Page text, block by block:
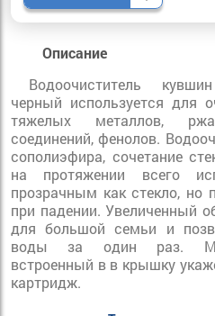
Описание
Водоочиститель
черный используется для
тяжелых металлов,
соединений, фенолов.
сополиэфира, сочетание
на протяжении всего
прозрачным как стекло, но
при падении. Увеличенный
для большой семьи и
воды за один раз.
встроенный в в крышку
картридж.